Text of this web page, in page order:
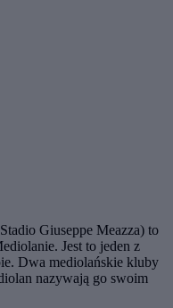
Giuseppe Meazza) to
Jest to jeden z
Dwa mediolańskie kluby
nazywają go swoim